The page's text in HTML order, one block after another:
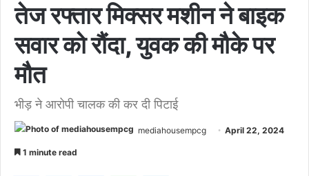
तेज रफ्तार मिक्सर मशीन ने बाइक
सवार को रौंदा, युवक की मौके पर
मौत
भीड़ ने आरोपी चालक की कर दी पिटाई
mediahousempcg April 22, 2024
1 minute read